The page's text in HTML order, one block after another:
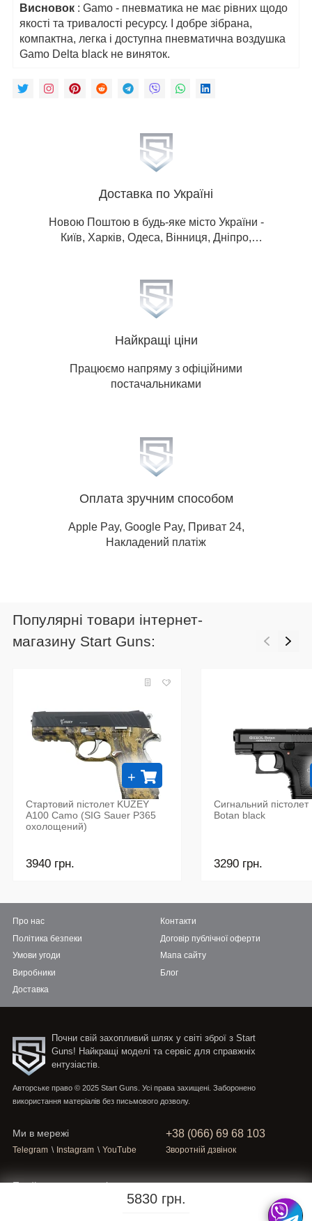
5830 грн.
Висновок : Gamo - пневматика не має рівних щодо
якості та тривалості ресурсу. І добре зібрана,
компактна, легка і доступна пневматична воздушка
Gamo Delta black не виняток.
Доставка по Україні
Новою Поштою в будь-яке місто України -
Київ, Харків, Одеса, Вінниця, Дніпро,
обл, Львів, Миколаїв, Полтава, Рівне,
Суми, Тернопіль, Ужгород, Херсон,
Хмельницький, Черкаси, Чернігів,
Найкращі ціни
Працюємо напряму з офіційними
постачальниками
Оплата зручним способом
Apple Pay, Google Pay, Приват 24,
Накладений платіж
Популярні товари інтернет-
магазину Start Guns:
Стартовий пістолет KUZEY
A100 Camo (SIG Sauer P365
охолощений)
3940 грн.
+
Сигнальний пістолет
Botan black
3290 грн.
Про нас
Політика безпеки
Умови угоди
Виробники
Доставка
Контакти
Договір публічної оферти
Мапа сайту
Блог
Почни свій захопливий шлях у світі зброї з Start
Guns! Найкращі моделі та сервіс для справжніх
ентузіастів.
Авторське право © 2025 Start Guns. Усі права захищені. Заборонено
використання матеріалів без письмового дозволу.
+38 (066) 69 68 103
Зворотній дзвінок
Ми в мережі
Telegram \ Instagram \ YouTube
Приймаємо платежі